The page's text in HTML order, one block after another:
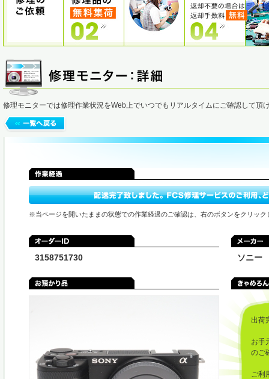
修理モニターでは修理作業状況をWeb上でいつでもリアルタイムにご確認して頂
※当ページを開いたままの状態での作業経過のご確認は、右のボタンをクリック
3158751730 ソニー
出荷
お手
のご
ご利